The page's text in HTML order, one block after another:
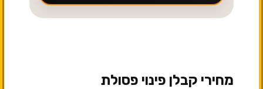
מחירי קבלן פינוי פסולת